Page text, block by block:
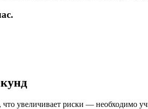
увеличивает риски — необходимо